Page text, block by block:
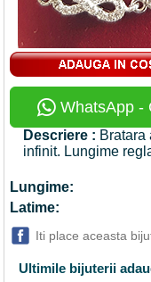
WhatsApp -
Descriere : Bratara
infinit. Lungime
Lungime:
Latime:
Iti place aceasta
Ultimile bijuterii